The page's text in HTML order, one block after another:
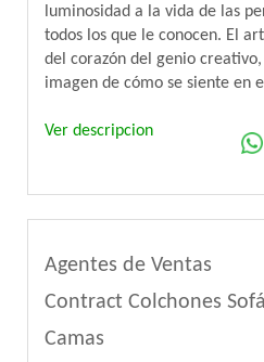
luminosidad a la vida de las
todos los que le conocen. El
del corazón del genio
imagen de cómo se siente en
Ver descripcion
Agentes de Ventas
Contract Colchones
Camas